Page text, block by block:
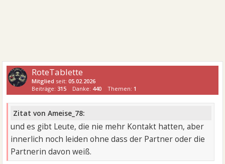
RoteTablette
Mitglied seit:05.02.2026
Beiträge: 315 Danke: 440 Themen: 1
Zitat von Ameise_78:
und es gibt Leute, die nie mehr Kontakt hatten, aber
innerlich noch leiden ohne dass der Partner oder die
Partnerin davon weiß.